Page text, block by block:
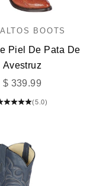
BOOTS
Piel De Pata De
Avestruz
Precio de oferta
$ 339.99
(5.0)